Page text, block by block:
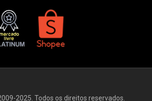
2025. Todos os direitos reservados.